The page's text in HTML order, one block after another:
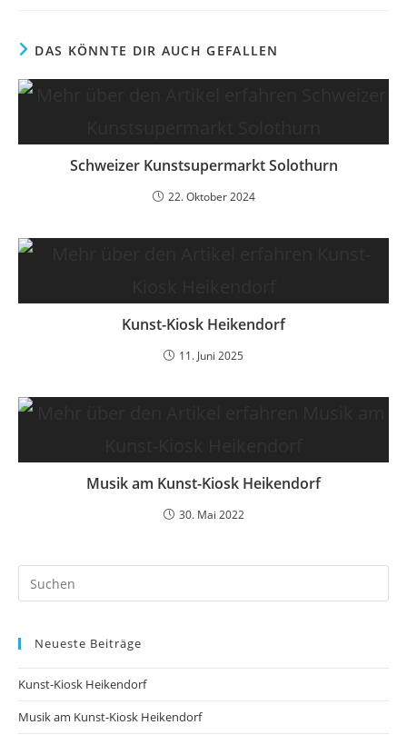
DAS KÖNNTE DIR AUCH GEFALLEN
Schweizer Kunstsupermarkt Solothurn
22. Oktober 2024
Kunst-Kiosk Heikendorf
11. Juni 2025
Musik am Kunst-Kiosk Heikendorf
30. Mai 2022
Neueste Beiträge
Kunst-Kiosk Heikendorf
Musik am Kunst-Kiosk Heikendorf